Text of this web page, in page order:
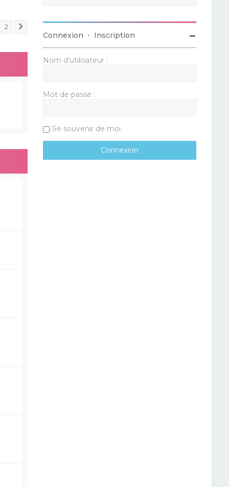
2
Connexion • Inscription
Nom d’utilisateur :
Mot de passe :
Se souvenir de moi